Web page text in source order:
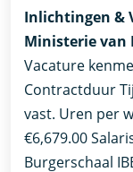
Inlichtingen &
Ministerie van
Vacature
Contractduur
vast. Uren per
€6,679.00
Burgerschaal